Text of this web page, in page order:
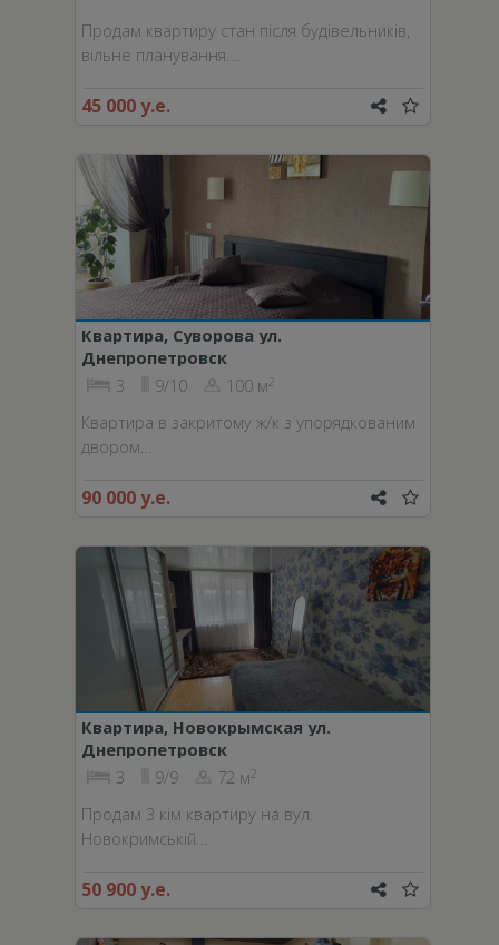
Продам квартиру стан після будівельників,
вільне планування….
45 000 у.е.
Квартира, Суворова ул.
Днепропетровск
3
9/10 100 м2
Квартира в закритому ж/к з упорядкованим
двором…
90 000 у.е.
Квартира, Новокрымская ул.
Днепропетровск
3
9/9 72 м2
Продам 3 кім квартиру на вул.
Новокримській…
50 900 у.е.